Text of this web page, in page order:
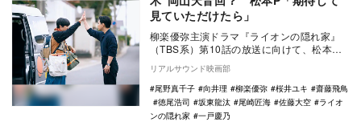
見ていただけたら」
柳楽優弥主演ドラマ『ライオンの隠れ家』
（TBS系）第10話の放送に向けて、松本友
香プロデューサーのコメントが公開され
た。 本…
リアルサウンド映画部
尾野真千子
向井理 柳楽優弥 桜井ユキ
齋藤飛鳥
徳尾浩司
坂東龍汰 尾崎匠海 佐藤大空
ライオ
ンの隠れ家
一戸慶乃